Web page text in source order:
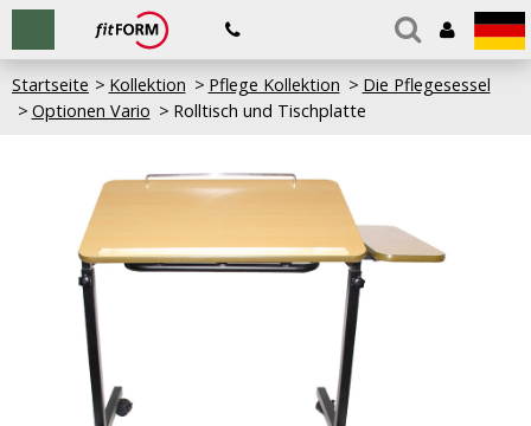
Startseite Kollektion Pflege Kollektion
Die Pflegesessel
Optionen Vario
Rolltisch und Tischplatte